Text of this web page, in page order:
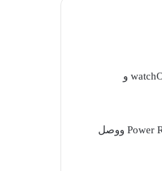
وأهم ما سيوفره الإصدار الجديد تبعا للخبراء في الشركة هو أنه سيعالج المشكلات التي عانى منها بعض مستخدمي Apple Watch Series 5 الذين حمّلوا إصداري watchOS 7.2 و
وتبعا لمدونة أصدرتها آبل على الموقع الإلكتروني لدعم العملاء فإن مالكي الساعات المذكورة يمكنهم أن يتحققوا من وجود مثل هذه المشكلات بتفعيل وضعية Power Reserve ووصل